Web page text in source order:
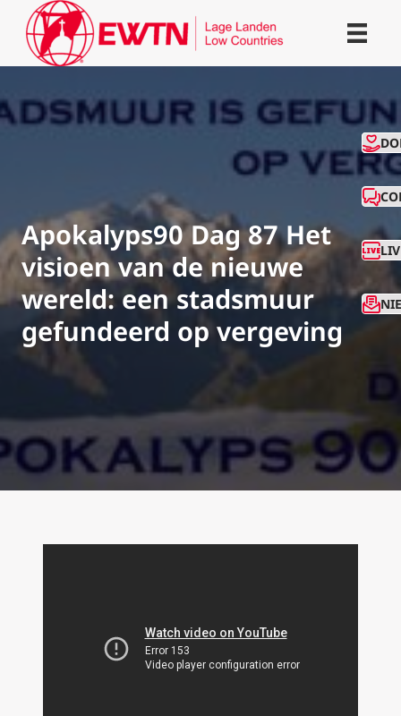
Apokalyps90 Dag 87 Het
visioen van de nieuwe
wereld: een stadsmuur
gefundeerd op vergeving